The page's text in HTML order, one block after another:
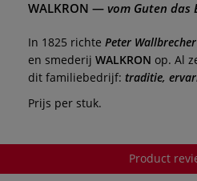
WALKRON — vom Guten das
In 1825 richte Peter Wallbrecher
en smederij WALKRON op. Al
dit familiebedrijf: traditie,
Prijs per stuk.
Product